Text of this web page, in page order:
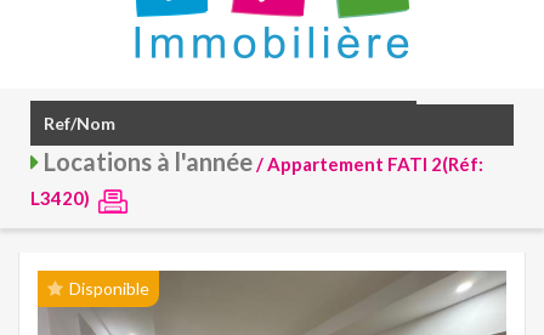
Locations à l'année/ Appartement FATI 2(Réf:
L3420)
Disponible